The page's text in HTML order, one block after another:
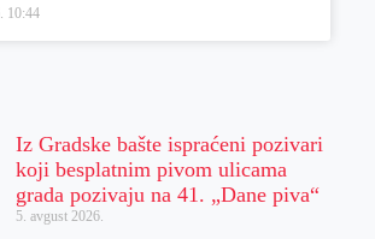
10:44
Iz Gradske bašte ispraćeni pozivari
koji besplatnim pivom ulicama
grada pozivaju na 41. „Dane piva“
5. avgust 2026.